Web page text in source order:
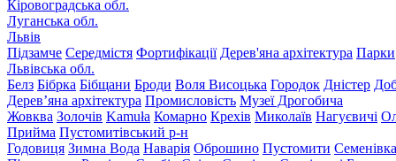
Кіровоградська обл.
Луганська обл.
Львів
Підзамче Середмістя Фортифікації Дерев'яна архітектура Парки
Львівська обл.
Белз Бібрка Бібщани Броди Воля Висоцька Городок Дністер
Дерев’яна архітектура Промисловість Музеї Дрогобича
Жовква Золочів Kamuła Комарно Крехів Миколаїв Нагуєвичі
Прийма Пустомитівський р-н
Годовиця Зимна Вода Наварія Оброшино Пустомити Семенівка